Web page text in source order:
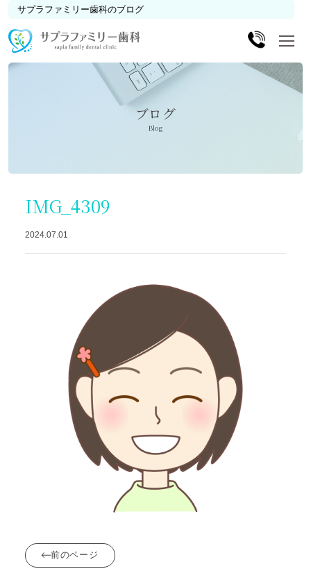
サプラファミリー歯科のブログ
ブログ
Blog
IMG_4309
2024.07.01
前のページ